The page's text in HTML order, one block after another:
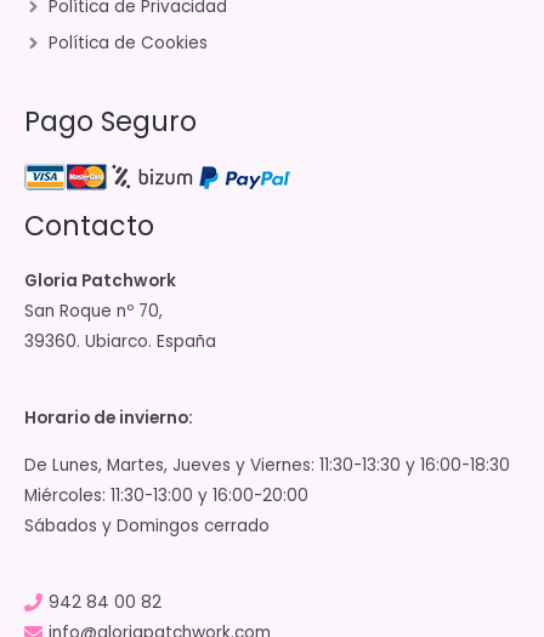
Política de Privacidad
Política de Cookies
Pago Seguro
Contacto
Gloria Patchwork
San Roque nº 70,
39360. Ubiarco. España
Horario de invierno:
De Lunes, Martes, Jueves y Viernes: 11:30-13:30 y 16:00-18:30
Miércoles: 11:30-13:00 y 16:00-20:00
Sábados y Domingos cerrado
942 84 00 82